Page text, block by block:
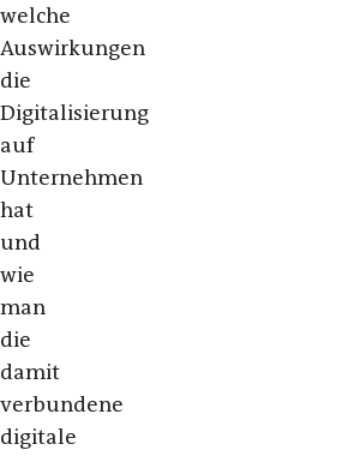
welche
Auswirkungen
die
Digitalisierung
auf
Unternehmen
hat
und
wie
man
die
damit
verbundene
digitale